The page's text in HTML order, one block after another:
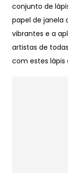
conjunto de
papel de janela
vibrantes e a
artistas de
com estes lápis